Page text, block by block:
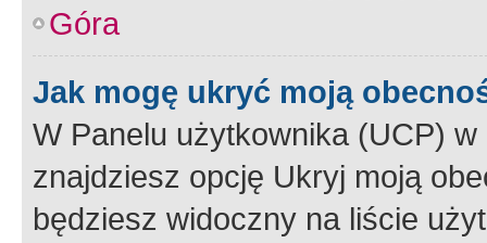
Góra
Jak mogę ukryć moją
W Panelu użytkownika (UCP) w
znajdziesz opcję Ukryj moją
będziesz widoczny na liście